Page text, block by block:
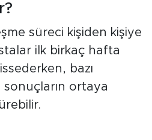
süreci kişiden kişiye
ilk birkaç hafta
bazı
ortaya